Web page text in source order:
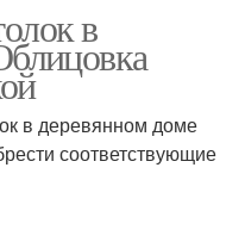
Деревянная отделка
Потолок в загородном
в
в деревянном доме
соответствующие